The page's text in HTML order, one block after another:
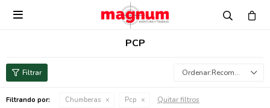

PCP
Recomendados
Filtrando por: Chumberas Pcp Quitar filtros